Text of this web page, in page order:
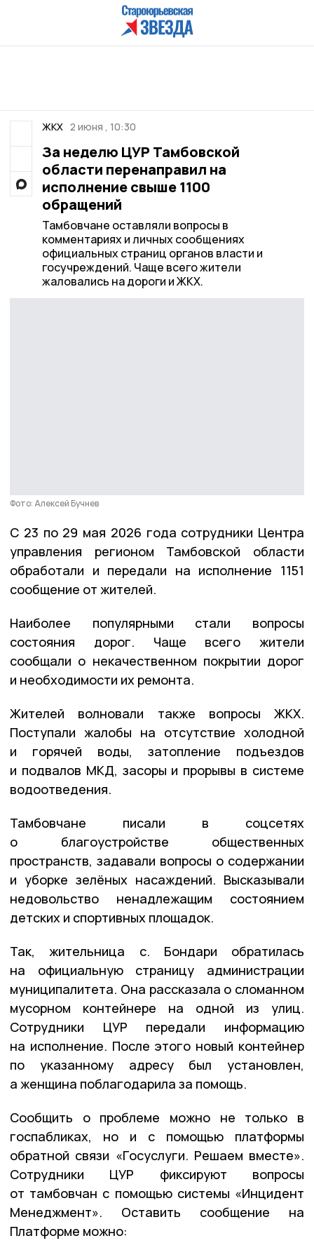
ЖКХ 2 июня , 10:30
За неделю ЦУР Тамбовской
области перенаправил на
исполнение свыше 1100
обращений
Тамбовчане оставляли вопросы в
комментариях и личных сообщениях
официальных страниц органов власти и
госучреждений. Чаще всего жители
жаловались на дороги и ЖКХ.
Фото: Алексей Бучнев
С 23 по 29 мая 2026 года сотрудники Центра
управления регионом Тамбовской области
обработали и передали на исполнение 1151
сообщение от жителей.
Наиболее популярными стали вопросы
состояния дорог. Чаще всего жители
сообщали о некачественном покрытии дорог
и необходимости их ремонта.
Жителей волновали также вопросы ЖКХ.
Поступали жалобы на отсутствие холодной
и горячей воды, затопление подъездов
и подвалов МКД, засоры и прорывы в системе
водоотведения.
Тамбовчане писали в соцсетях
о благоустройстве общественных
пространств, задавали вопросы о содержании
и уборке зелёных насаждений. Высказывали
недовольство ненадлежащим состоянием
детских и спортивных площадок.
Так, жительница с. Бондари обратилась
на официальную страницу администрации
муниципалитета. Она рассказала о сломанном
мусорном контейнере на одной из улиц.
Сотрудники ЦУР передали информацию
на исполнение. После этого новый контейнер
по указанному адресу был установлен,
а женщина поблагодарила за помощь.
Сообщить о проблеме можно не только в
госпабликах, но и с помощью платформы
обратной связи «Госуслуги. Решаем вместе».
Сотрудники ЦУР фиксируют вопросы
от тамбовчан с помощью системы «Инцидент
Менеджмент». Оставить сообщение на
Платформе можно: